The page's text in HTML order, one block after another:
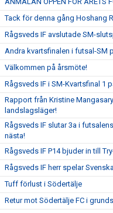
Tack för denna gång Hoshang
Rågsveds IF avslutade SM-
Andra kvartsfinalen i futsal-SM
Välkommen på årsmöte!
Rågsveds IF i SM-Kvartsfinal 1
Rapport från Kristine
landslagsläger!
Rågsveds IF slutar 3a i
nästa!
Rågsveds IF P14 bjuder in till
Rågsveds IF herr spelar
Tuff förlust i Södertälje
Retur mot Södertälje FC i